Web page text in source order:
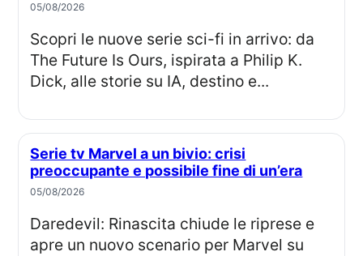
05/08/2026
Scopri le nuove serie sci-fi in arrivo: da
The Future Is Ours, ispirata a Philip K.
Dick, alle storie su IA, destino e...
Serie tv Marvel a un bivio: crisi
preoccupante e possibile fine di un’era
05/08/2026
Daredevil: Rinascita chiude le riprese e
apre un nuovo scenario per Marvel su